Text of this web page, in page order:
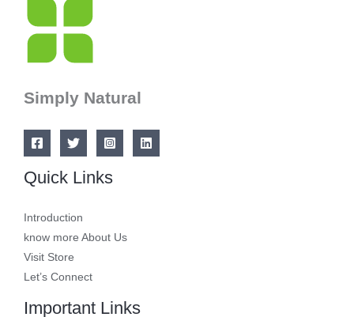
Simply Natural
Quick Links
Introduction
know more About Us
Visit Store
Let’s Connect
Important Links